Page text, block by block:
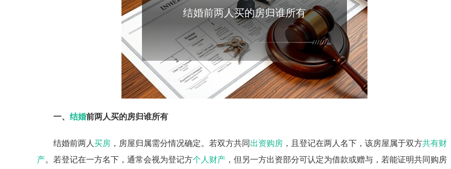
结婚前两人买的房归谁所有
一、 结婚前两人买的房归谁所有
结婚前两人 买房 ，房屋归属需分情况确定。若双方共同 出资购房 ，且登记在两人名下，该房屋属于双方共有财
产。若登记在一方名下，通常会视为登记方个人财产 ，但另一方出资部分可认定为借款或赠与，若能证明共同购房